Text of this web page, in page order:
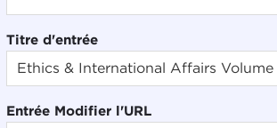
Titre d'entrée
Entrée Modifier l'URL